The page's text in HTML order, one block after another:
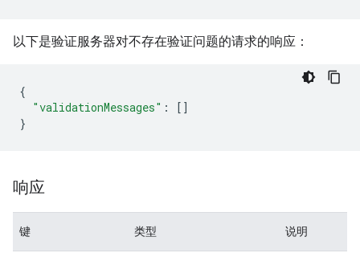
以下是验证服务器对不存在验证问题的请求的响应：
{
"validationMessages" :
[]
}
响应
键 类型 说明